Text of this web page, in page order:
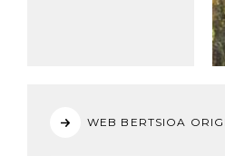
WEB BERTSIOA